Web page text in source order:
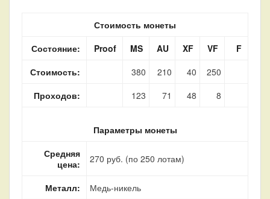
Стоимость монеты
Состояние:
Proof MS AU XF VF
F
Стоимость:
380 210 40
250
Проходов:
123 71 48 8
Параметры монеты
Средняя
цена:
270 руб. (по 250 лотам)
Металл:
Медь-никель